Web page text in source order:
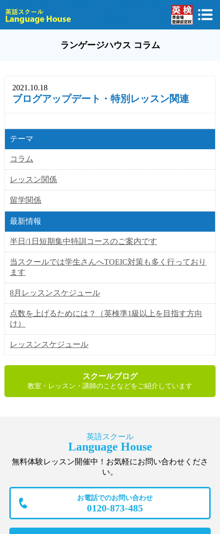
ランゲージハウス コラム
2021.10.18
ブログアップデート・特別レッスン関連
テーマ
コラム
レッスン関係
留学関係
最新情報
半日/1日短期集中特訓コースのご案内です
当スクールでは学生さんへTOEIC対策も多く行っており
ます
8月レッスンスケジュール
点数を上げるためには？（英検準1級以上を目指す方向
け）
レッスンスケジュール
スクールブログ
教室・レッスン・講師のことなどをご紹介しています
英語スクール
Language House
無料体験レッスン開催中！お気軽にお問い合わせくださ
い。
お電話でのお問い合わせ
0120-873-485